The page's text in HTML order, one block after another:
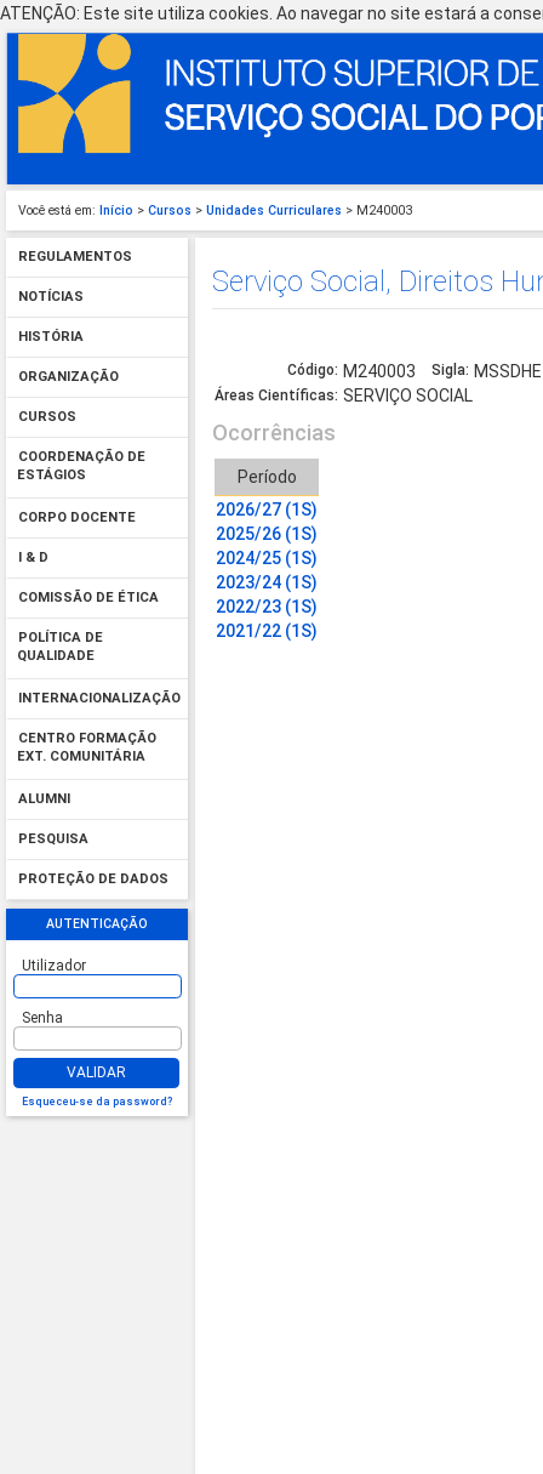
ATENÇÃO: Este site utiliza cookies. Ao navegar no site estará a
Você está em: Início > Cursos > Unidades Curriculares > M240003
REGULAMENTOS
NOTÍCIAS
HISTÓRIA
ORGANIZAÇÃO
CURSOS
COORDENAÇÃO DE
ESTÁGIOS
CORPO DOCENTE
I & D
COMISSÃO DE ÉTICA
POLÍTICA DE
QUALIDADE
INTERNACIONALIZAÇÃO
CENTRO FORMAÇÃO
EXT. COMUNITÁRIA
ALUMNI
PESQUISA
PROTEÇÃO DE DADOS
AUTENTICAÇÃO
Utilizador
Senha
VALIDAR
Esqueceu-se da password?
Serviço Social, Direitos
Código: M240003 Sigla: MSSDHE
Áreas Científicas: SERVIÇO SOCIAL
Ocorrências
Período
2026/27 (1S)
2025/26 (1S)
2024/25 (1S)
2023/24 (1S)
2022/23 (1S)
2021/22 (1S)